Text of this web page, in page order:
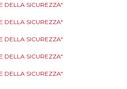
DELLA SICUREZZA"
DELLA SICUREZZA"
DELLA SICUREZZA"
DELLA SICUREZZA"
DELLA SICUREZZA"